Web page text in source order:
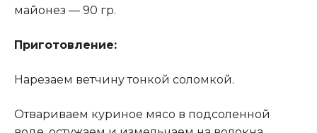
майонез — 90 гр.
Приготовление:
Нарезаем ветчину тонкой соломкой.
Отвариваем куриное мясо в подсоленной